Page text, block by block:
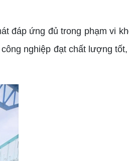
đáp ứng đủ trong phạm vi
nghiệp đạt chất lượng